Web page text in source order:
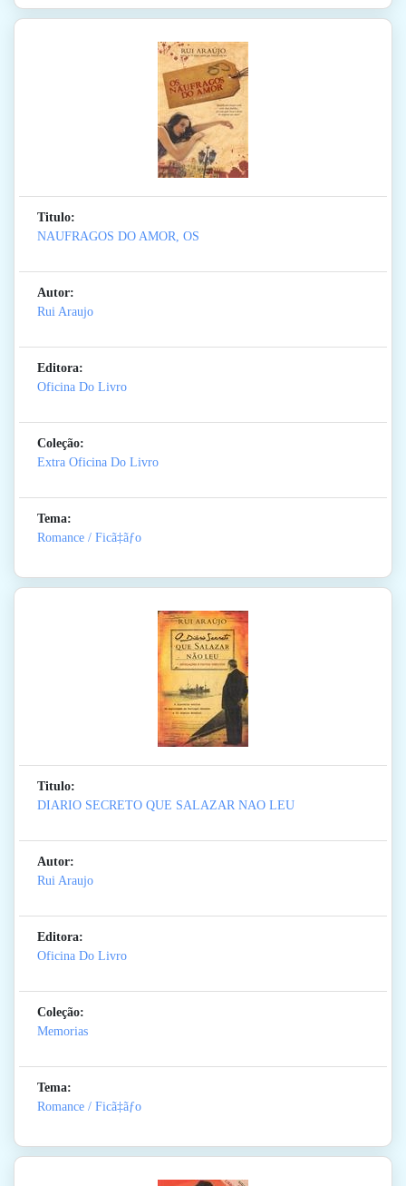
Titulo:
NAUFRAGOS DO AMOR, OS
Autor:
Rui Araujo
Editora:
Oficina Do Livro
Coleção:
Extra Oficina Do Livro
Tema:
Romance / Ficã‡ãƒo
Titulo:
DIARIO SECRETO QUE SALAZAR NAO LEU
Autor:
Rui Araujo
Editora:
Oficina Do Livro
Coleção:
Memorias
Tema:
Romance / Ficã‡ãƒo